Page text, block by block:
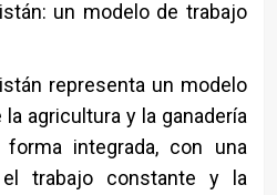
un modelo de trabajo
representa un modelo
agricultura y la ganadería
integrada, con una
trabajo constante y la